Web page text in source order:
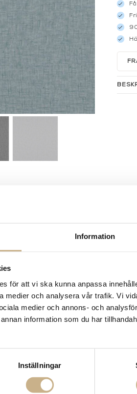
Information
för att vi ska kunna anpassa
medier och analysera vår trafik. Vi
medier och annons- och
information som du har
Inställningar
Få
Tyg metervara - Maple Tree